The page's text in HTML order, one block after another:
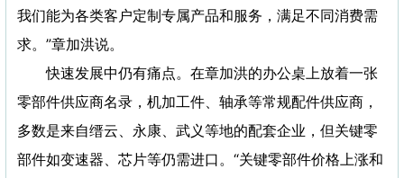
我们能为各类客户定制专属产品和服务，满足不同消费需
求。”章加洪说。
快速发展中仍有痛点。在章加洪的办公桌上放着一张
零部件供应商名录，机加工件、轴承等常规配件供应商，
多数是来自缙云、永康、武义等地的配套企业，但关键零
部件如变速器、芯片等仍需进口。“关键零部件价格上涨和